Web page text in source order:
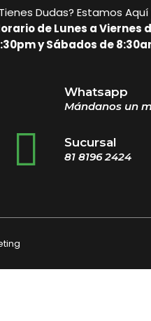
Dudas? Estamos
de Lunes a Viernes
y Sábados de
Whatsapp
Mándanos un
Sucursal
81 8196 2424